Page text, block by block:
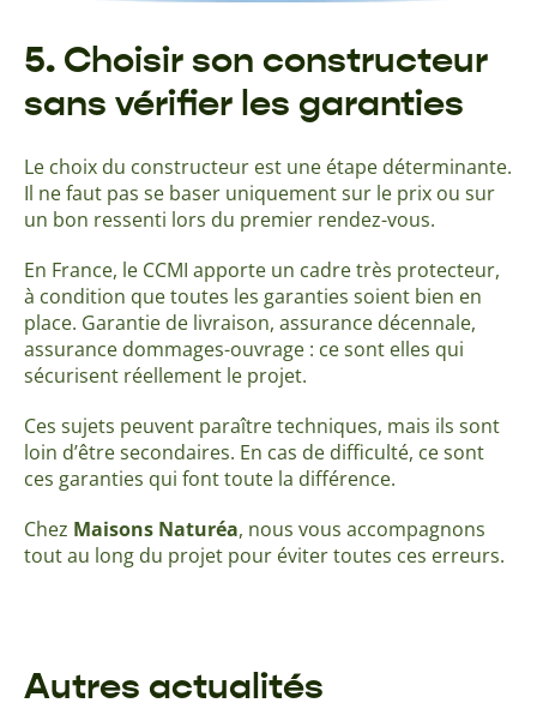
5. Choisir son constructeur
sans vérifier les garanties
Le choix du constructeur est une étape déterminante.
Il ne faut pas se baser uniquement sur le prix ou sur
un bon ressenti lors du premier rendez-vous.
En France, le CCMI apporte un cadre très protecteur,
à condition que toutes les garanties soient bien en
place. Garantie de livraison, assurance décennale,
assurance dommages-ouvrage : ce sont elles qui
sécurisent réellement le projet.
Ces sujets peuvent paraître techniques, mais ils sont
loin d’être secondaires. En cas de difficulté, ce sont
ces garanties qui font toute la différence.
Chez Maisons Naturéa, nous vous accompagnons
tout au long du projet pour éviter toutes ces erreurs.
Autres actualités